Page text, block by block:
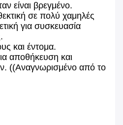
είναι βρεγμένο.
σε πολύ χαμηλές
για συσκευασία
και έντομα.
αποθήκευση και
((Αναγνωρισμένο από το